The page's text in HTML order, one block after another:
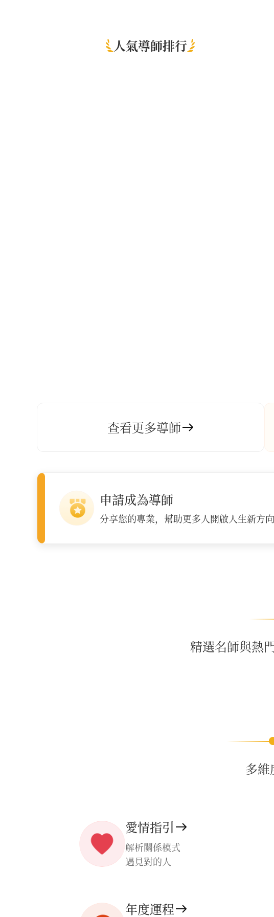
人氣導師排行
查看更多導師
申請成為導師
分享您的專業，幫助更多人開啟人生新方向
精選名師與熱
多
愛情指引
解析關係模式
遇見對的人
年度運程